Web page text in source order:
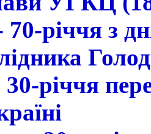
70-річчя з
30-річчя